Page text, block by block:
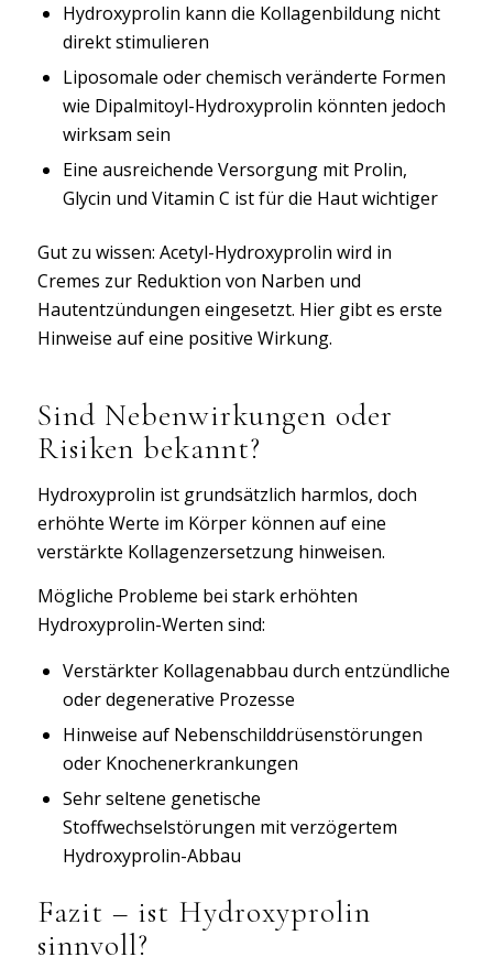
Hydroxyprolin kann die Kollagenbildung nicht
direkt stimulieren
Liposomale oder chemisch veränderte Formen
wie Dipalmitoyl-Hydroxyprolin könnten jedoch
wirksam sein
Eine ausreichende Versorgung mit Prolin,
Glycin und Vitamin C ist für die Haut wichtiger
Gut zu wissen: Acetyl-Hydroxyprolin wird in
Cremes zur Reduktion von Narben und
Hautentzündungen eingesetzt. Hier gibt es erste
Hinweise auf eine positive Wirkung.
Sind Nebenwirkungen oder
Risiken bekannt?
Hydroxyprolin ist grundsätzlich harmlos, doch
erhöhte Werte im Körper können auf eine
verstärkte Kollagenzersetzung hinweisen.
Mögliche Probleme bei stark erhöhten
Hydroxyprolin-Werten sind:
Verstärkter Kollagenabbau durch entzündliche
oder degenerative Prozesse
Hinweise auf Nebenschilddrüsenstörungen
oder Knochenerkrankungen
Sehr seltene genetische
Stoffwechselstörungen mit verzögertem
Hydroxyprolin-Abbau
Fazit – ist Hydroxyprolin
sinnvoll?